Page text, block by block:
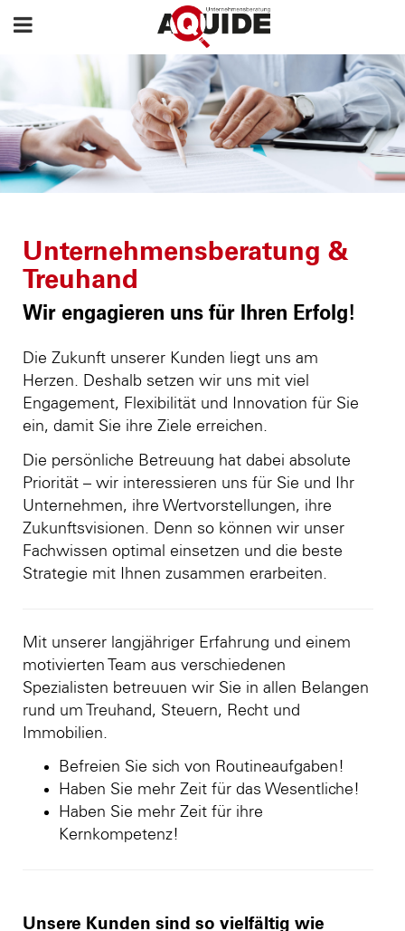
Unternehmensberatung &
Treuhand
Wir engagieren uns für Ihren Erfolg!
Die Zukunft unserer Kunden liegt uns am
Herzen. Deshalb setzen wir uns mit viel
Engagement, Flexibilität und Innovation für Sie
ein, damit Sie ihre Ziele erreichen.
Die persönliche Betreuung hat dabei absolute
Priorität – wir interessieren uns für Sie und Ihr
Unternehmen, ihre Wertvorstellungen, ihre
Zukunftsvisionen. Denn so können wir unser
Fachwissen optimal einsetzen und die beste
Strategie mit Ihnen zusammen erarbeiten.
Mit unserer langjähriger Erfahrung und einem
motivierten Team aus verschiedenen
Spezialisten betreuuen wir Sie in allen Belangen
rund um Treuhand, Steuern, Recht und
Immobilien.
Befreien Sie sich von Routineaufgaben!
Haben Sie mehr Zeit für das Wesentliche!
Haben Sie mehr Zeit für ihre
Kernkompetenz!
Unsere Kunden sind so vielfältig wie